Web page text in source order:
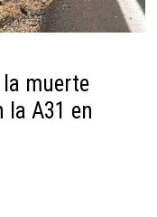
muerte
la A31 en